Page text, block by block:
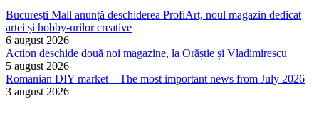
București Mall anunță deschiderea ProfiArt, noul magazin dedicat
artei și hobby-urilor creative
6 august 2026
Action deschide două noi magazine, la Orăștie și Vladimirescu
5 august 2026
Romanian DIY market – The most important news from July 2026
3 august 2026